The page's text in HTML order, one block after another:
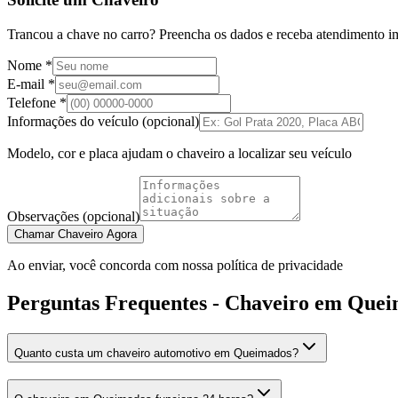
Trancou a chave no carro? Preencha os dados e receba atendimento
Nome *
E-mail *
Telefone *
Informações do veículo (opcional)
Modelo, cor e placa ajudam o chaveiro a localizar seu veículo
Observações (opcional)
Chamar Chaveiro Agora
Ao enviar, você concorda com nossa política de privacidade
Perguntas Frequentes - Chaveiro em
Quanto custa um chaveiro automotivo em Queimados?